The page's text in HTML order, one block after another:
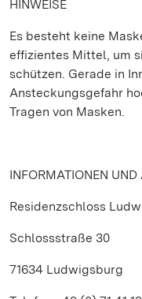
HINWEISE
Es besteht keine
effizientes Mittel, um
schützen. Gerade in
Ansteckungsgefahr
Tragen von Masken.
INFORMATIONEN
Residenzschloss
Schlossstraße 30
71634 Ludwigsburg